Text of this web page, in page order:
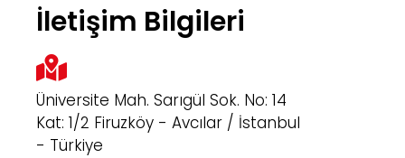
İletişim Bilgileri
Üniversite Mah. Sarıgül Sok. No: 14
Kat: 1/2 Firuzköy - Avcılar / İstanbul
- Türkiye